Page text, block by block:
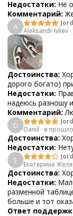
Недостатки: Не
Комментарий:
A
Aleksandr Ivliev ·
Достоинства:
дорого богато)
Недостатки:
надеюсь разношу
Комментарий:
D
Daniil · в
Достоинства:
Недостатки:
Е
Екатерина
Достоинства:
Недостатки:
разменной
больше и тот
Ответ